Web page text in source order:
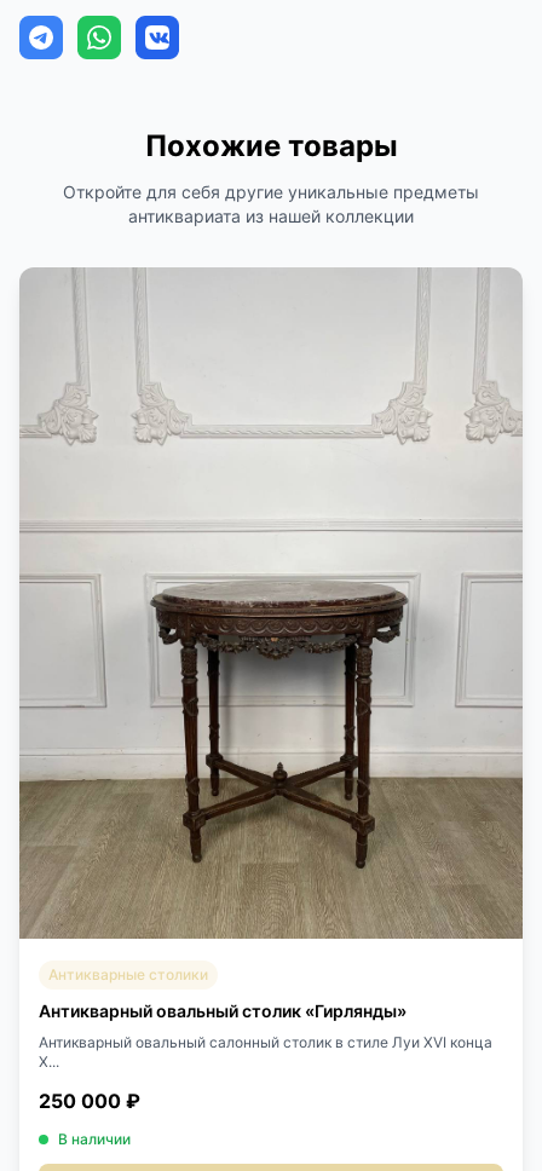
Похожие товары
Откройте для себя другие уникальные предметы
антиквариата из нашей коллекции
Антикварные столики
Антикварный овальный столик «Гирлянды»
Антикварный овальный салонный столик в стиле Луи XVI конца
X...
250 000 ₽
В наличии